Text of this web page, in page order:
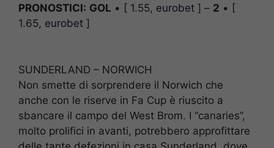
PRONOSTICI: GOL • [ 1.55, eurobet ] – 2 • [
1.65, eurobet ]
SUNDERLAND – NORWICH
Non smette di sorprendere il Norwich che
anche con le riserve in Fa Cup è riuscito a
sbancare il campo del West Brom. I “canaries”,
molto prolifici in avanti, potrebbero approfittare